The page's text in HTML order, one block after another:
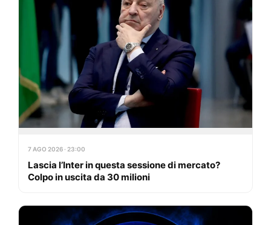
7 AGO 2026 · 23:00
Lascia l’Inter in questa sessione di mercato?
Colpo in uscita da 30 milioni